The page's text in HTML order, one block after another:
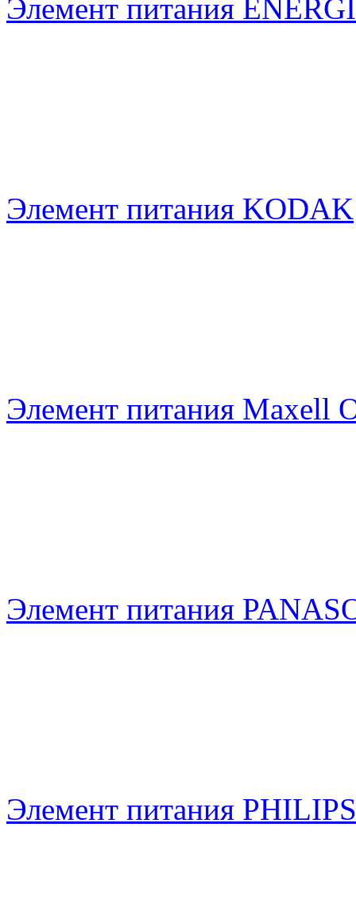
Элемент питания
Элемент питания KODAK
Элемент питания Maxell
Элемент питания
Элемент питания PHILIPS